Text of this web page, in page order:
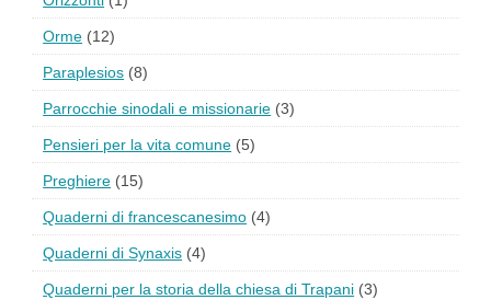
Orme (12)
Paraplesios (8)
Parrocchie sinodali e missionarie (3)
Pensieri per la vita comune (5)
Preghiere (15)
Quaderni di francescanesimo (4)
Quaderni di Synaxis (4)
Quaderni per la storia della chiesa di Trapani (3)